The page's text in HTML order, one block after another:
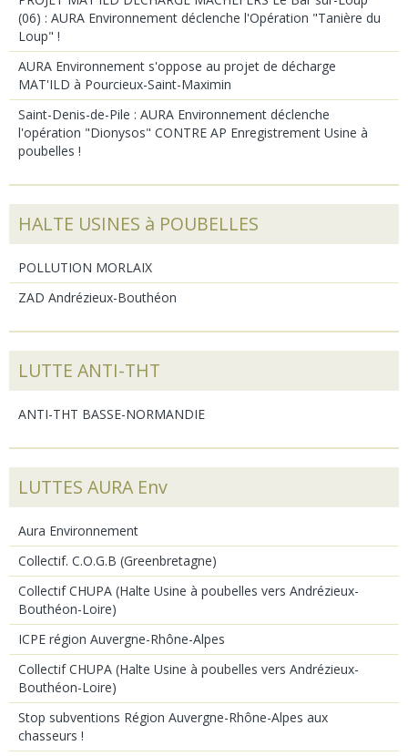
(06) : AURA Environnement déclenche l'Opération "Tanière du
Loup" !
AURA Environnement s'oppose au projet de décharge
MAT'ILD à Pourcieux-Saint-Maximin
Saint-Denis-de-Pile : AURA Environnement déclenche
l'opération "Dionysos" CONTRE AP Enregistrement Usine à
poubelles !
HALTE USINES à POUBELLES
POLLUTION MORLAIX
ZAD Andrézieux-Bouthéon
LUTTE ANTI-THT
ANTI-THT BASSE-NORMANDIE
LUTTES AURA Env
Aura Environnement
Collectif. C.O.G.B (Greenbretagne)
Collectif CHUPA (Halte Usine à poubelles vers Andrézieux-
Bouthéon-Loire)
ICPE région Auvergne-Rhône-Alpes
Collectif CHUPA (Halte Usine à poubelles vers Andrézieux-
Bouthéon-Loire)
Stop subventions Région Auvergne-Rhône-Alpes aux
chasseurs !